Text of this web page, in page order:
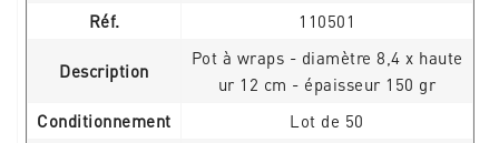
Réf. 110501
Description
Pot à wraps - diamètre 8,4 x haute
ur 12 cm - épaisseur 150 gr
Conditionnement
Lot de 50